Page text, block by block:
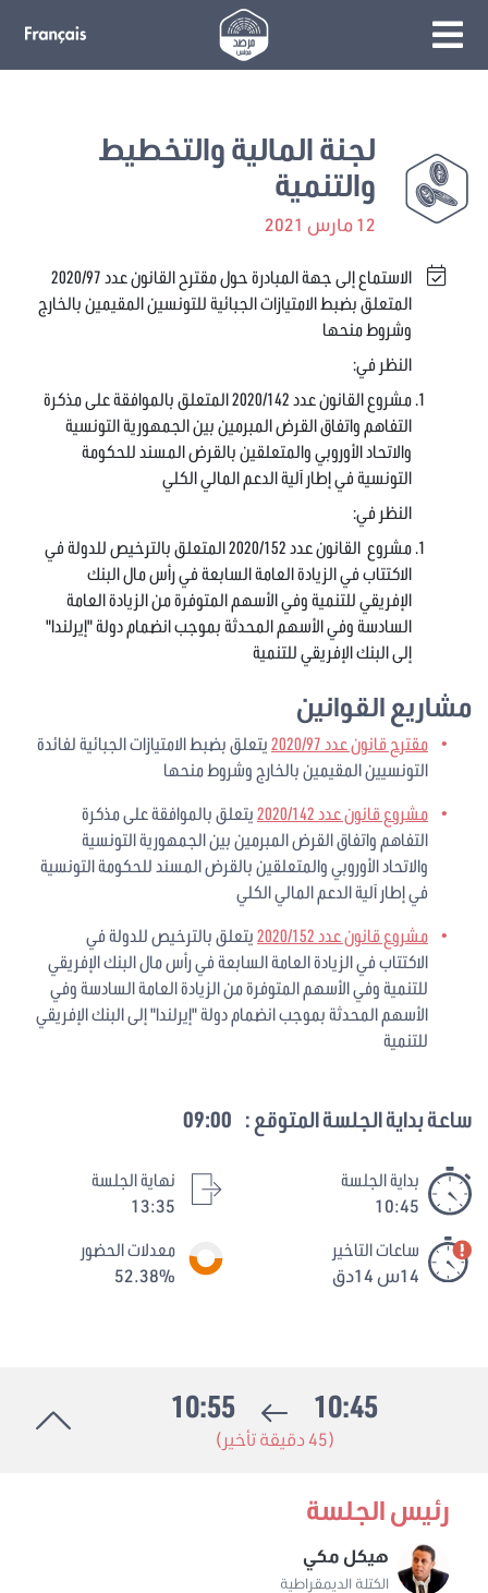
لجنة المالية والتخطيط
والتنمية
12 مارس 2021
الاستماع إلى جهة المبادرة حول مقترح القانون عدد 2020/97
المتعلق بضبط الامتيازات الجبائية للتونسين المقيمين بالخارج
وشروط منحها
النظر في:
مشروع القانون عدد 2020/142 المتعلق بالموافقة على مذكرة
التفاهم واتفاق القرض المبرمين بين الجمهورية التونسية
والاتحاد الأوروبي والمتعلقين بالقرض المسند للحكومة
التونسية في إطار آلية الدعم المالي الكلي
النظر في:
مشروع القانون عدد 2020/152 المتعلق بالترخيص للدولة في
الاكتتاب في الزيادة العامة السابعة في رأس مال البنك
الإفريقي للتنمية وفي الأسهم المتوفرة من الزيادة العامة
السادسة وفي الأسهم المحدثة بموجب انضمام دولة "إيرلندا"
إلى البنك الإفريقي للتنمية
مشاريع القوانين
مقترح قانون عدد 2020/97
يتعلق بضبط الامتيازات الجبائية لفائدة
التونسيين المقيمين بالخارج وشروط منحها
مشروع قانون عدد 2020/142
يتعلق بالموافقة على مذكرة
التفاهم واتفاق القرض المبرمين بين الجمهورية التونسية
والاتحاد الأوروبي والمتعلقين بالقرض المسند للحكومة التونسية
في إطار آلية الدعم المالي الكلي
مشروع قانون عدد 2020/152
يتعلق بالترخيص للدولة في
الاكتتاب في الزيادة العامة السابعة في رأس مال البنك الإفريقي
للتنمية وفي الأسهم المتوفرة من الزيادة العامة السادسة وفي
الأسهم المحدثة بموجب انضمام دولة "إيرلندا" إلى البنك الإفريقي
للتنمية
ساعة بداية الجلسة المتوقع : 09:00
بداية الجلسة
10:45
نهاية الجلسة
13:35
ساعات التاخير
14س 14دق
معدلات الحضور
52.38%
10:45
10:55
(45 دقيقة تأخير)
رئيس الجلسة
هيكل مكي
الكتلة الديمقراطية